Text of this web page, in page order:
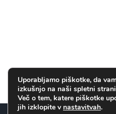
izdelka
Uporabljamo piškotke, da
izkušnjo na naši spletni
Več o tem, katere piškotke
jih izklopite v nastavitvah.